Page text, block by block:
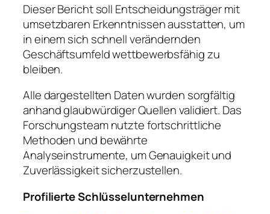
Dieser Bericht soll Entscheidungsträger mit
umsetzbaren Erkenntnissen ausstatten, um
in einem sich schnell verändernden
Geschäftsumfeld wettbewerbsfähig zu
bleiben.
Alle dargestellten Daten wurden sorgfältig
anhand glaubwürdiger Quellen validiert. Das
Forschungsteam nutzte fortschrittliche
Methoden und bewährte
Analyseinstrumente, um Genauigkeit und
Zuverlässigkeit sicherzustellen.
Profilierte Schlüsselunternehmen